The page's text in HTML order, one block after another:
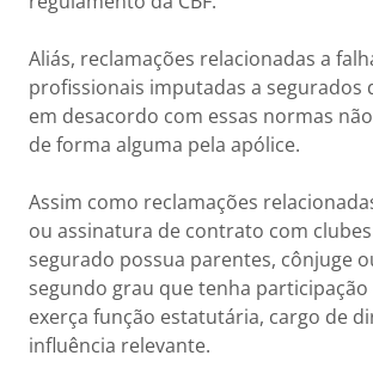
Aliás, reclamações relacionadas a
profissionais imputadas a segurados
em desacordo com essas normas
de forma alguma pela apólice.
Assim como reclamações
ou assinatura de contrato com
segurado possua parentes, cônjuge
segundo grau que tenha
exerça função estatutária, cargo de
influência relevante.